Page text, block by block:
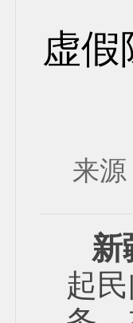
虚假
来
新
起